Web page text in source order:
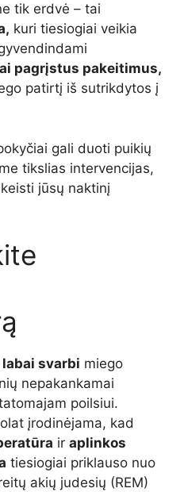
tik erdvė – tai
kuri tiesiogiai veikia
pagrįstus pakeitimus,
patirtį iš sutrikdytos į
gali duoti puikių
tikslias intervencijas,
jūsų naktinį
svarbi miego
nepakankamai
poilsiui.
įrodinėjama, kad
ir aplinkos
tiesiogiai priklauso nuo
akių judesių (REM)